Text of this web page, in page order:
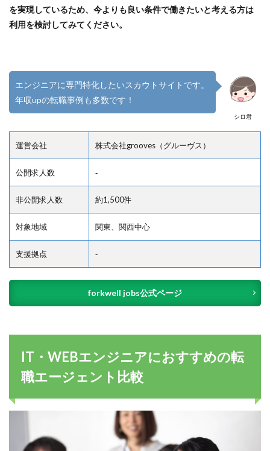
を実現しているため、今よりも良い条件で働きたいと考える方は
利用を検討してみてください。
シロ君
エンジニアに専門特化したいスカウトサイトです。
年収upの転職事例も多数です！
運営会社 株式会社grooves（グルーヴス）
公開求人数 ‐
非公開求人数 約1,500件
対象地域 関東、関西中心
支援拠点 ‐
forkwell jobs公式ページ
IT・WEBエンジニアにおすすめの転
職エージェント比較